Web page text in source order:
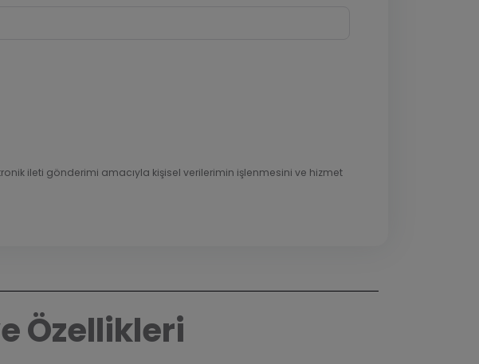
ileti gönderimi amacıyla kişisel verilerimin işlenmesini ve hizmet
Özellikleri